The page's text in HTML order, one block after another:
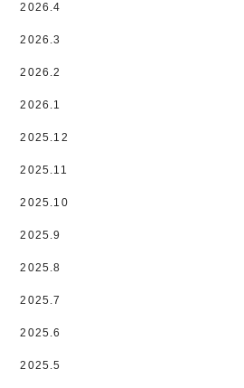
2026.4
2026.3
2026.2
2026.1
2025.12
2025.11
2025.10
2025.9
2025.8
2025.7
2025.6
2025.5